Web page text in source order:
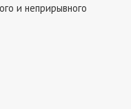
и неприрывного